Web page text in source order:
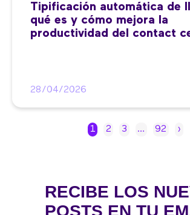
Tipificación automática de
qué es y cómo mejora la
productividad del contact
28/04/2026
1 2 3 … 92 ›